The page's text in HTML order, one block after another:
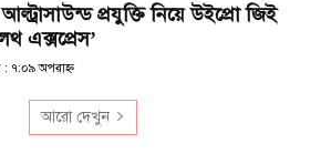
প্রযুক্তি নিয়ে উইপ্রো জিই
এক্সপ্রেস’
৭:০৯ অপরাহ্ণ
আরো দেখুন